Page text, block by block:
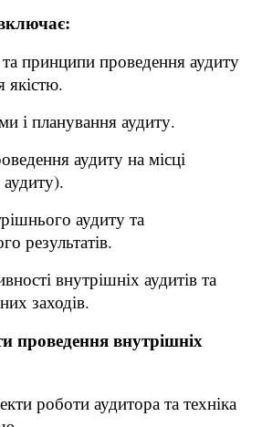
та принципи проведення аудиту
якістю.
і планування аудиту.
аудиту на місці
аудиту та
результатів.
внутрішніх аудитів та
заходів.
проведення внутрішніх
роботи аудитора та техніка